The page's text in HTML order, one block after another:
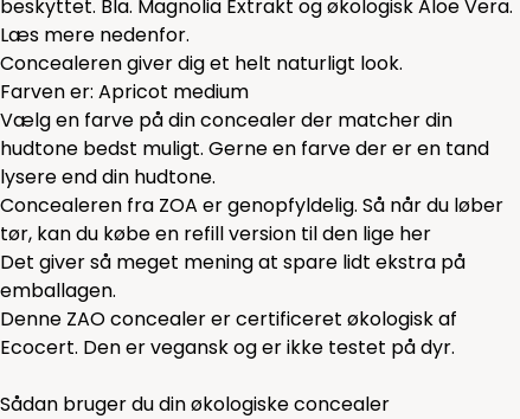
beskyttet. Bla. Magnolia Extrakt og økologisk Aloe Vera.
Læs mere nedenfor.
Concealeren giver dig et helt naturligt look.
Farven er: Apricot medium
Vælg en farve på din concealer der matcher din
hudtone bedst muligt. Gerne en farve der er en tand
lysere end din hudtone.
Concealeren fra ZOA er genopfyldelig. Så når du løber
tør, kan du købe en refill version til den lige her
Det giver så meget mening at spare lidt ekstra på
emballagen.
Denne ZAO concealer er certificeret økologisk af
Ecocert. Den er vegansk og er ikke testet på dyr.
Sådan bruger du din økologiske concealer